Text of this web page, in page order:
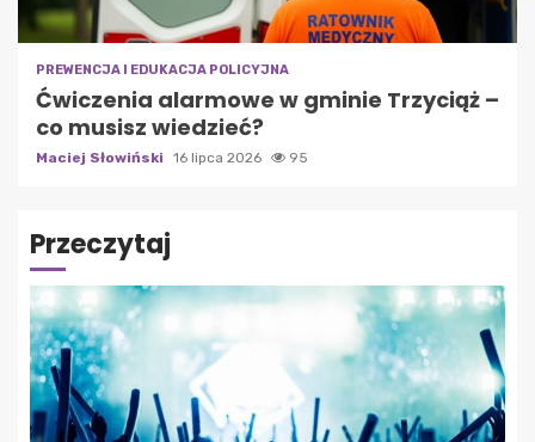
PREWENCJA I EDUKACJA POLICYJNA
Ćwiczenia alarmowe w gminie Trzyciąż –
co musisz wiedzieć?
Maciej Słowiński 16 lipca 2026 95
Przeczytaj